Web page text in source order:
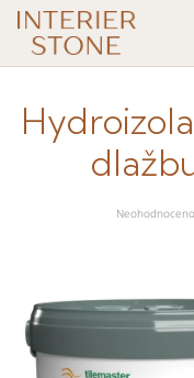
Přejít
obsah
Průměrné
hodnocení
Neohodnoceno